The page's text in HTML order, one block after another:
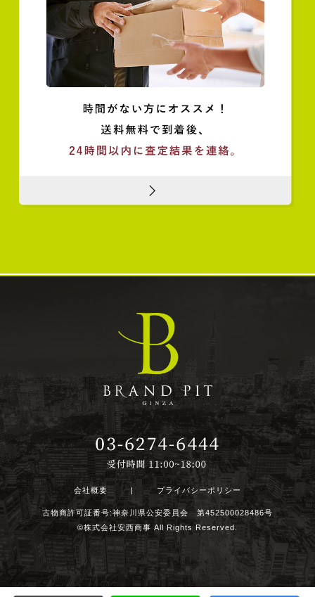
会社概要 プライバシーポリシー
古物商許可証番号:神奈川県公安委員会 第452500028486号
©株式会社安西商事 All Rights Reserved.